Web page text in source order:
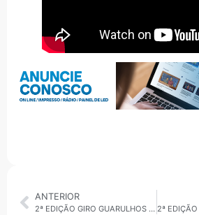
ANTERIOR
2ª EDIÇÃO GIRO GUARULHOS 10/02/2026: AMPLIAÇÃO DA UBS DO JARDIM VILA GALVÃO